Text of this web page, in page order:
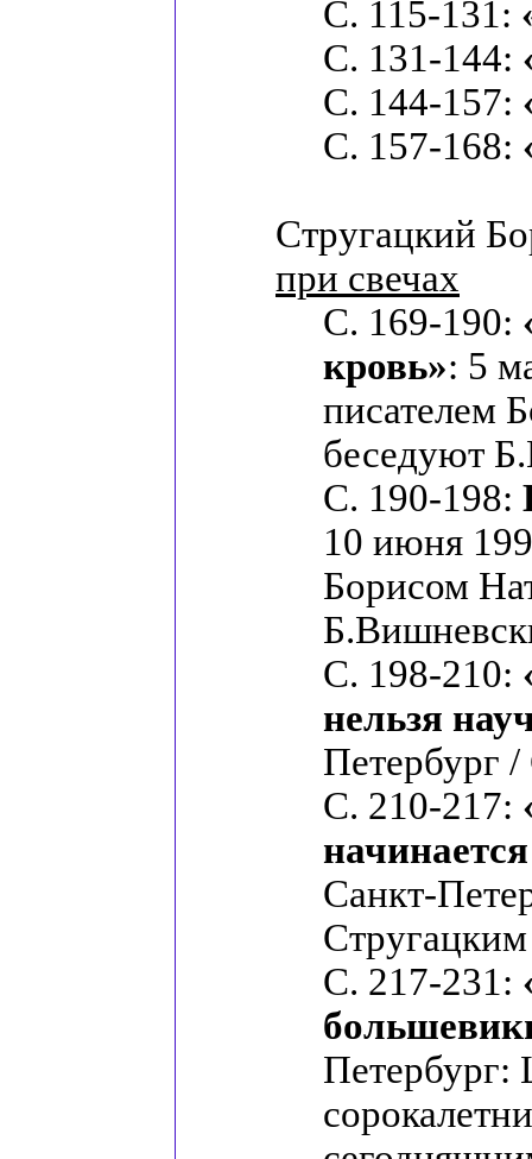
С. 115-131:
С. 131-144:
С. 144-157:
С. 157-168:
Стругацкий
при свечах
С. 169-190:
кровь»: 5
писателем
беседуют
С. 190-198:
10 июня
Борисом
С. 198-210:
нельзя
Петербург
С. 210-217:
Санкт-
С. 217-231: